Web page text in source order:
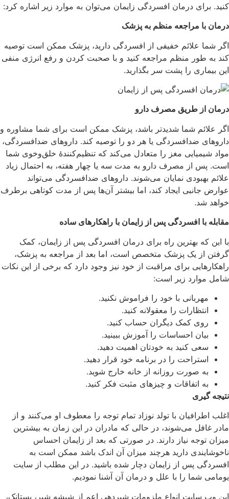
کنید. برای درمان افسردگی زایمان می‌توان به موارد زیر اشاره کرد:
درمان با مراجعه منظم به پزشک
اگر شما علائم خفیفی از افسردگی دارید، پزشک ممکن است توصیه
کند به طور منظم مراجعه کنید و با صحبت کردن و رفع انرژی منفی
این بیماری را پشت سر بگذارید.
درمان از طریق مصرف دارو
اگر علائم شما شدیدتر باشد، پزشک ممکن است برای شما مشاوره و
داروهای ضدافسردگی یا هر دو را توصیه کند. داروهای ضدافسردگی،
مواد شیمیایی مغز را متعادل می‌کند که تنظیم‌کنندۀ خلق‌وخوی شما
است. پس از مصرف دارو به مدت سه یا چهار هفته، به احتمال زیاد
علائم بهبودی نمایان می‌شوند. داروهای ضدافسردگی می‌تواند
عوارض جانبی ایجاد کند، اما بیشتر آن‌ها پس از مدت کوتاهی برطرف
خواهد شد.
مقابله با افسردگی پس از زایمان با راهکارهای ساده
با این که بهترین راه برای درمان افسردگی پس از زایمان، کمک
گرفتن از یک پزشک متخصص است، اما بعد از مراجعه به پزشک،
راهکارهایی برای مراقبت از خود نیز وجود دارد که برخی از این نکات
شامل موارد زیر است:
مهربانی با خود را فراموش نکنید.
انتظارات را معقولانه کنید.
روی کمک دیگران حساب کنید.
بیان احساسات را آموزش ببینید.
سعی کنید به خودتان اهمیت دهید.
استراحت را در برنامه خود قرار دهید.
به صورت روزانه از خانه خارج شوید.
به اتفاقات و چیزهای مثبت فکر کنید.
نتیجه گیری
اغلب اطرافیان با تولد نوزاد تمام توجه را معطوف او می‌کنند و از
مادر غافل می‌شوند، در حالی که مادران در این زمان به بیشترین
میزان توجه نیاز دارند. در صورتی که بعد از زایمان احساس
ناخوشایندی دارید هرچند میزان آن اندک باشد ممکن است به
افسردگی پس از زایمان دچار شده باشید. در این مطلب از سایت
یومامی شما را با علل و درمان آن آشنا نمودیم.
این وب سایت انواع ملزومات شیردهی اعم از شیشه شیر، پستانک،